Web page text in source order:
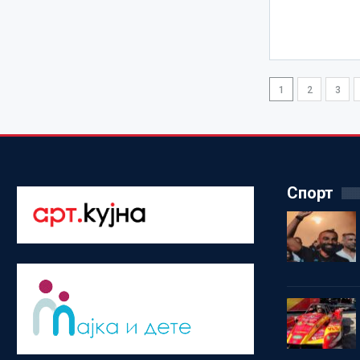
1 2 3
Спорт